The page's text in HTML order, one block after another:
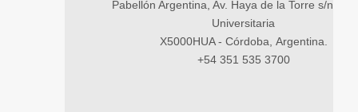
Pabellón Argentina, Av. Haya de la Torre s/n,
Universitaria
X5000HUA - Córdoba, Argentina.
+54 351 535 3700